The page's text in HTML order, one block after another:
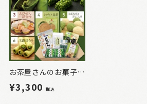
お茶屋さんのお菓子6点セット_e
¥3,300税込